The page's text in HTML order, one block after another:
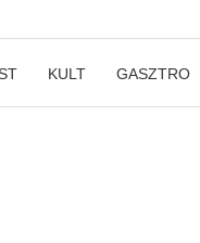
KULT GASZTRO